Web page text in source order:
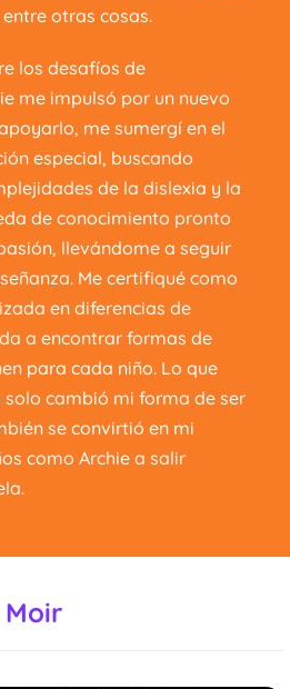
otras cosas.
los desafíos de
me impulsó por un nuevo
me sumergí en el
especial, buscando
de la dislexia y la
de conocimiento pronto
llevándome a seguir
Me certifiqué como
en diferencias de
a encontrar formas de
para cada niño. Lo que
solo cambió mi forma de ser
se convirtió en mi
como Archie a salir
Moir